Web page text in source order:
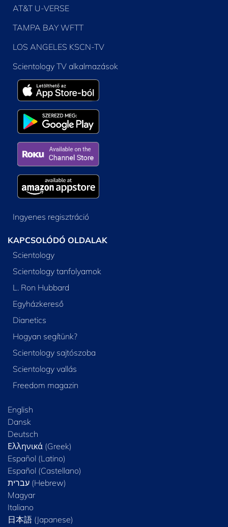
AT&T U-VERSE
TAMPA BAY WFTT
LOS ANGELES KSCN-TV
Scientology TV alkalmazások
Ingyenes regisztráció
KAPCSOLÓDÓ OLDALAK
Scientology
Scientology tanfolyamok
L. Ron Hubbard
Egyházkereső
Dianetics
Hogyan segítünk?
Scientology sajtószoba
Scientology vallás
Freedom magazin
English
Dansk
Deutsch
Ελληνικά (Greek)
Español (Latino)
Español (Castellano)
Magyar
Italiano
日本語 (Japanese)